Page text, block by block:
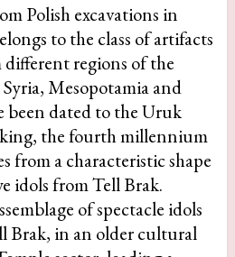
Polish excavations in
to the class of artifacts
regions of the
Mesopotamia and
been dated to the Uruk
the fourth millennium
from a characteristic shape
idols from Tell Brak.
of spectacle idols
Brak, in an older cultural